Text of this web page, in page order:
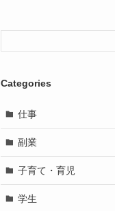
Categories
仕事
副業
子育て・育児
学生